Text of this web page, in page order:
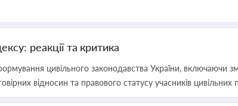
реакції та критика
цивільного законодавства України, включаючи
відносин та правового статусу учасників цивільних